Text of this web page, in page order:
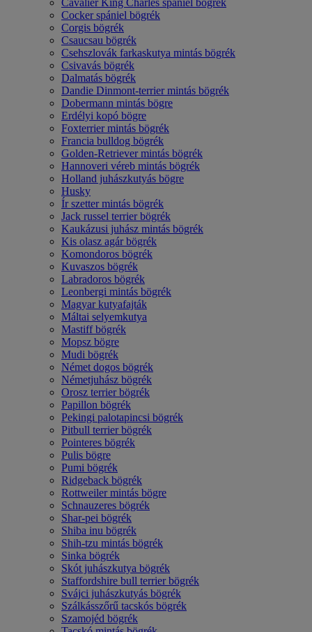
Cavalier King Charles spániel bögrék
Cocker spániel bögrék
Corgis bögrék
Csaucsau bögrék
Csehszlovák farkaskutya mintás bögrék
Csivavás bögrék
Dalmatás bögrék
Dandie Dinmont-terrier mintás bögrék
Dobermann mintás bögre
Erdélyi kopó bögre
Foxterrier mintás bögrék
Francia bulldog bögrék
Golden-Retriever mintás bögrék
Hannoveri véreb mintás bögrék
Holland juhászkutyás bögre
Husky
Ír szetter mintás bögrék
Jack russel terrier bögrék
Kaukázusi juhász mintás bögrék
Kis olasz agár bögrék
Komondoros bögrék
Kuvaszos bögrék
Labradoros bögrék
Leonbergi mintás bögrék
Magyar kutyafajták
Máltai selyemkutya
Mastiff bögrék
Mopsz bögre
Mudi bögrék
Német dogos bögrék
Németjuhász bögrék
Orosz terrier bögrék
Papillon bögrék
Pekingi palotapincsi bögrék
Pitbull terrier bögrék
Pointeres bögrék
Pulis bögre
Pumi bögrék
Ridgeback bögrék
Rottweiler mintás bögre
Schnauzeres bögrék
Shar-pei bögrék
Shiba inu bögrék
Shih-tzu mintás bögrék
Sinka bögrék
Skót juhászkutya bögrék
Staffordshire bull terrier bögrék
Svájci juhászkutyás bögrék
Szálkásszőrű tacskós bögrék
Szamojéd bögrék